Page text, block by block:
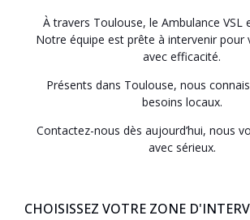
À travers Toulouse, le Ambulance VSL
Notre équipe est prête à intervenir pour
avec efficacité.
Présents dans Toulouse, nous
besoins locaux.
Contactez-nous dès aujourd’hui, nous
avec sérieux.
CHOISISSEZ VOTRE ZONE